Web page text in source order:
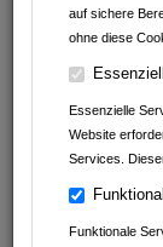
auf sichere
ohne diese
Essenziell
Essenzielle
Website
Services.
Funktional
Funktionale
Geschrieben